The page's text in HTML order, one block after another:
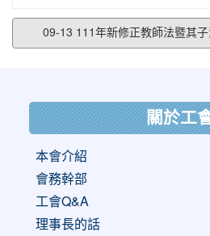
09-13 111年新修正教師法暨其
關於工
本會介紹
會務幹部
工會Q&A
理事長的話